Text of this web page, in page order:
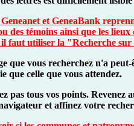
et GeneaBank
des témoins ainsi que les
faut utiliser la "Recherche sur
que vous recherchez n'a peut-
que celle que vous attendez.
pas tous vos points.
et affinez votre